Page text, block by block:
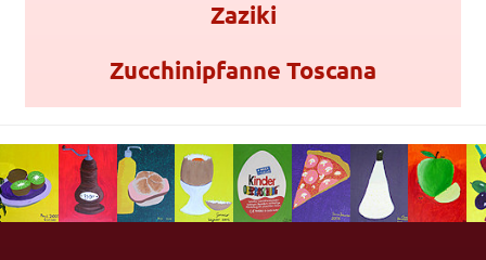
Zaziki
Zucchinipfanne Toscana